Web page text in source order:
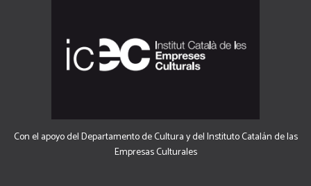
Con el apoyo del Departamento de Cultura y del Instituto Catalán de las
Empresas Culturales